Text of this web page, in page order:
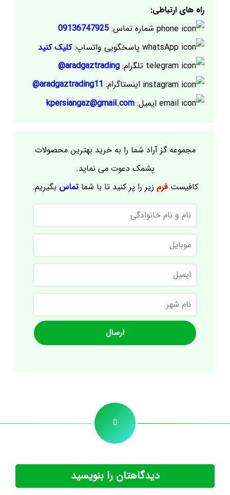
راه های ارتباطی:
شماره تماس: 09136747925
پاسخگویی واتساپ:کلیک کنید
تلگرام: aradgaztrading@
اینستاگرام: aradgaztrading11@
ایمیل: kpersiangaz@gmail.com
مجموعه گز آراد شما را به خرید بهترین محصولات
پشمک دعوت می نماید.
کافیستفرم زیر را پر کنید تا با شماتماس بگیریم.
نام
و
نام
خانوادگی
موبایل
ایمیل
نام
شهر
0
دیدگاهتان را بنویسید